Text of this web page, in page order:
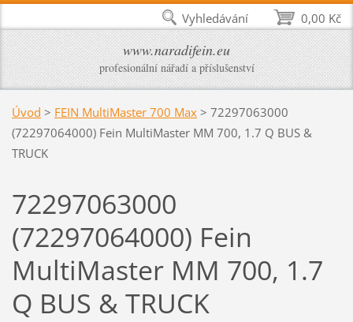
www.naradifein.eu
profesionální nářadí a příslušenství
Úvod > FEIN MultiMaster 700 Max > 72297063000
(72297064000) Fein MultiMaster MM 700, 1.7 Q BUS &
TRUCK
72297063000
(72297064000) Fein
MultiMaster MM 700, 1.7
Q BUS & TRUCK
0,00 Kč
Vyhledávání